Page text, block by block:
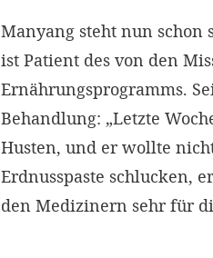
Manyang steht nun
ist Patient des von den
Ernährungsprogramms.
Behandlung: „Letzte
Husten, und er wollte
Erdnusspaste schlucken,
den Medizinern sehr für